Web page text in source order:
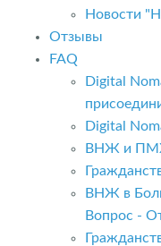
Новости
Отзывы
FAQ
Digital
Digital
ВНЖ и ПМЖ
ВНЖ в
Вопрос -